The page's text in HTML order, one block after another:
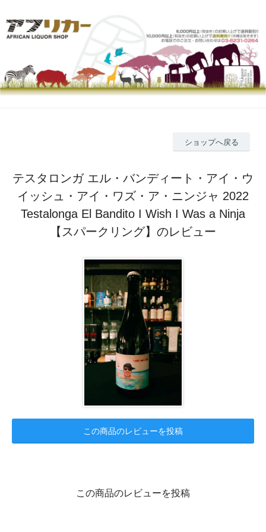
ショップへ戻る
テスタロンガ エル・バンディート・アイ・ウ
イッシュ・アイ・ワズ・ア・ニンジャ 2022
Testalonga El Bandito I Wish I Was a Ninja
【スパークリング】のレビュー
この商品のレビューを投稿
この商品のレビューを投稿